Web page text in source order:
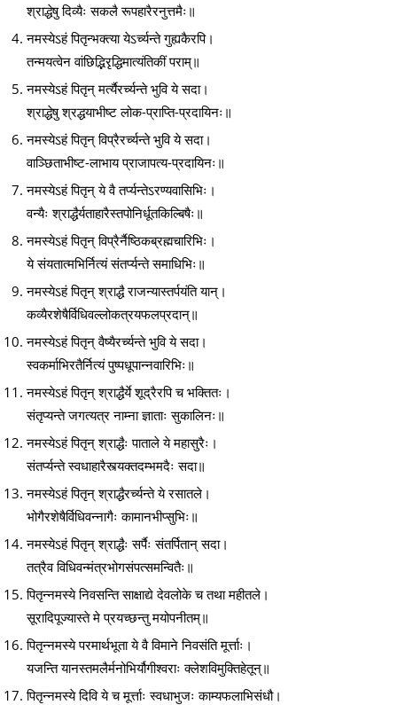
श्राद्धेषु दिव्यैः सकलै रूपहारैरनुत्तमैः॥
नमस्येऽहं पितृन्भक्त्या येऽर्च्यन्ते गुह्यकैरपि।
तन्मयत्वेन वांछिद्भिरृद्धिमात्यंतिकीं पराम्॥
नमस्येऽहं पितृन् मर्त्यैरर्च्यन्ते भुवि ये सदा।
श्राद्धेषु श्रद्धयाभीष्ट लोक-प्राप्ति-प्रदायिनः॥
नमस्येऽहं पितृन् विप्रैरर्च्यन्ते भुवि ये सदा।
वाञ्छिताभीष्ट-लाभाय प्राजापत्य-प्रदायिनः॥
नमस्येऽहं पितृन् ये वै तर्प्यन्तेऽरण्यवासिभिः।
वन्यैः श्राद्धैर्यताहारैस्तपोनिर्धूतकिल्बिषैः॥
नमस्येऽहं पितृन् विप्रैर्नैष्ठिकब्रह्मचारिभिः।
ये संयतात्मभिर्नित्यं संतर्प्यन्ते समाधिभिः॥
नमस्येऽहं पितृन् श्राद्धै राजन्यास्तर्पयंति यान्।
कव्यैरशेषैर्विधिवल्लोकत्रयफलप्रदान्॥
नमस्येऽहं पितृन् वैष्यैरर्च्यन्ते भुवि ये सदा।
स्वकर्माभिरतैर्नित्यं पुष्पधूपान्नवारिभिः॥
नमस्येऽहं पितृन् श्राद्धैर्ये शूद्रैरपि च भक्तितः।
संतृप्यन्ते जगत्यत्र नाम्ना ज्ञाताः सुकालिनः॥
नमस्येऽहं पितृन् श्राद्धैः पाताले ये महासुरैः।
संतर्प्यन्ते स्वधाहारैस्त्यक्तदम्भमदैः सदा॥
नमस्येऽहं पितृन् श्राद्धैरर्च्यन्ते ये रसातले।
भोगैरशेषैर्विधिवन्नागैः कामानभीप्सुभिः॥
नमस्येऽहं पितृन् श्राद्धैः सर्पैः संतर्पितान् सदा।
तत्रैव विधिवन्मंत्रभोगसंपत्समन्वितैः॥
पितृन्नमस्ये निवसन्ति साक्षाद्ये देवलोके च तथा महीतले।
सूरादिपूज्यास्ते मे प्रयच्छन्तु मयोपनीतम्॥
पितृन्नमस्ये परमार्थभूता ये वै विमाने निवसंति मूर्त्ताः।
यजन्ति यानस्तमलैर्मनोभिर्यौगीश्वराः क्लेशविमुक्तिहेतून्॥
पितृन्नमस्ये दिवि ये च मूर्त्ताः स्वधाभुजः काम्यफलाभिसंधौ।